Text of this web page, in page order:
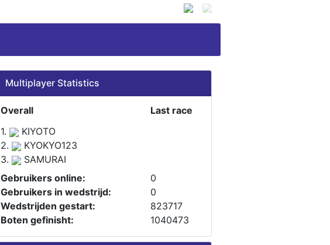
Multiplayer Statistics
Overall
Last race
1.
KIYOTO
2.
KYOKYO123
3.
SAMURAI
Gebruikers online:
0
Gebruikers in wedstrijd:
0
Wedstrijden gestart:
823717
Boten gefinisht:
1040473